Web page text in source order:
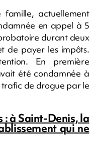
actuellement
en appel à 5
durant deux
de payer les impôts.
En première
été condamnée à
de drogue par le
: à Saint-Denis, la
qui ne